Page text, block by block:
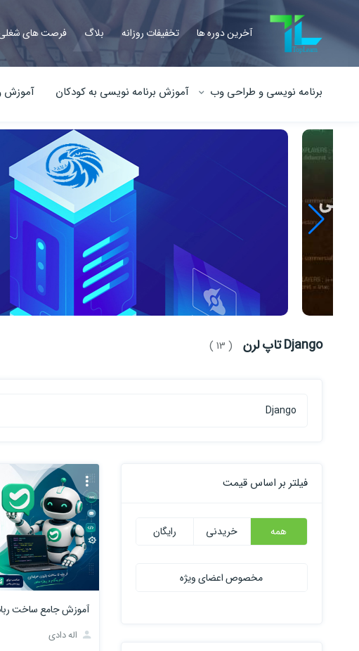
آخرین دوره ها تخفیفات روزانه بلاگ فرصت های
برنامه نویسی و طراحی وب آموزش برنامه نویسی به کودکان آموزش
Django تاپ لرن ( 13 )
فیلتر بر اساس قیمت
همه خریدنی رایگان
مخصوص اعضای ویژه
اله دادی